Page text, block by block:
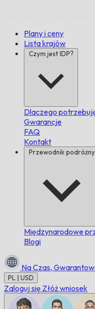
Plany i ceny
Lista krajów
Czym jest IDP?
Dlaczego
Gwarancje
FAQ
Kontakt
Przewodnik podróżny
Międzynarodowe
Blogi
Na Czas,
PL | USD
Zaloguj się Złóż wniosek